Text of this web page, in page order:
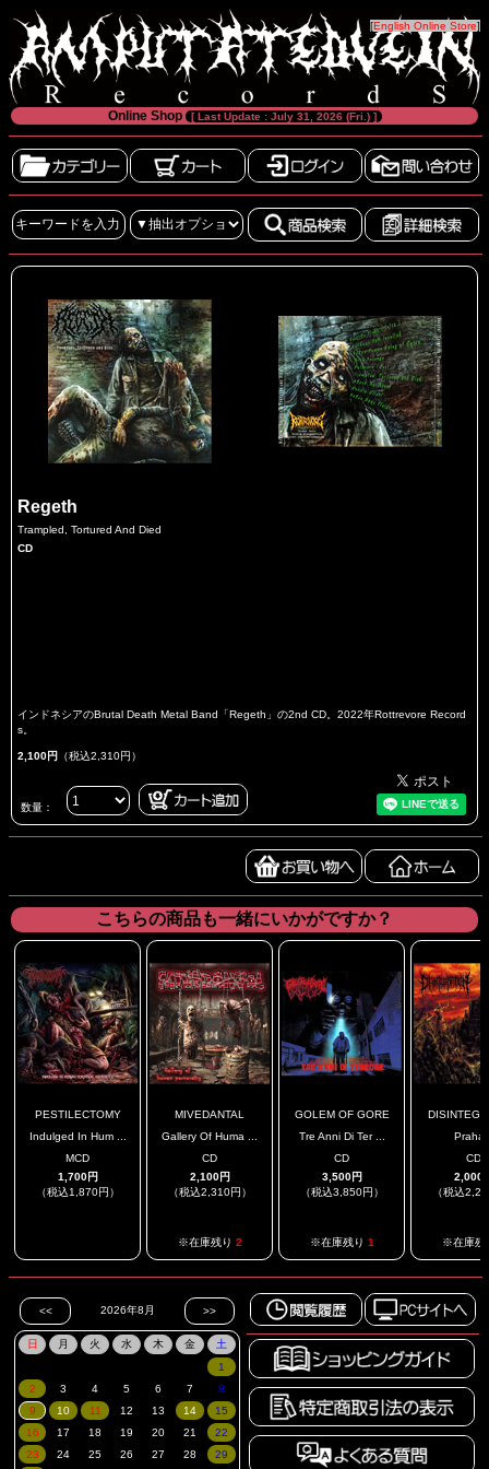
[English Online Store]
Online Shop [ Last Update : July 31, 2026 (Fri.) ]
Regeth
Trampled, Tortured And Died
CD
インドネシアのBrutal Death Metal Band「Regeth」の2nd CD。2022年Rottrevore Record
s。
2,100円 （税込2,310円）
数量：
こちらの商品も一緒にいかがですか？
PESTILECTOMY
Indulged In Hum ...
MCD
1,700円
（税込1,870円）
MIVEDANTAL
Gallery Of Huma ...
CD
2,100円
（税込2,310円）
※在庫残り 2
GOLEM OF GORE
Tre Anni Di Ter ...
CD
3,500円
（税込3,850円）
※在庫残り 1
CD
2,000
（税込
※在庫残